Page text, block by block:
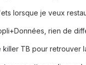
lorsque je veux
rien de
TB pour retrouver